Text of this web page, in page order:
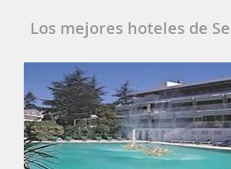
Los mejores hoteles de